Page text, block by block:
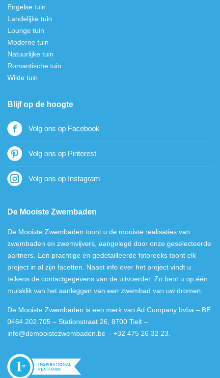
Engelse tuin
Landelijke tuin
Lounge tuin
Moderne tuin
Natuurlijke tuin
Romantische tuin
Wilde tuin
Blijf op de hoogte
Volg ons op Facebook
Volg ons op Pinterest
Volg ons op Instagram
De Mooiste Zwembaden
De Mooiste Zwembaden toont u de mooiste realisaties van
zwembaden en zwemvijvers, aangelegd door onze geselecteerde
partners. Een prachtige en gedetailleerde fotoreeks toont elk
project in al zijn facetten. Naast info over het project vindt u
telkens de contactgegevens van de uitvoerder. Zo bent u op één
muisklik van het aanleggen van een zwembad van uw dromen.
De Mooiste Zwembaden is een merk van Ad Company bvba – BE
0464.202.705 – Stationstraat 26, 8700 Tielt –
info@demooistezwembaden.be – +32 475 26 32 23.